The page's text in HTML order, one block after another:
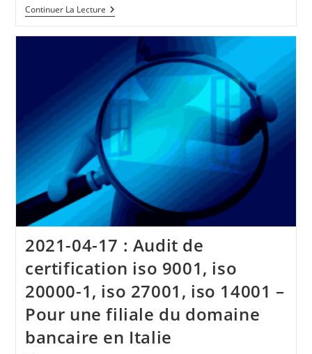
Continuer La Lecture2021-
06-
Revoir
Olivier
La
Vie
Longue
Et
Le
Monde
Petit.
2021-04-17 : Audit de
certification iso 9001, iso
20000-1, iso 27001, iso 14001 –
Pour une filiale du domaine
bancaire en Italie